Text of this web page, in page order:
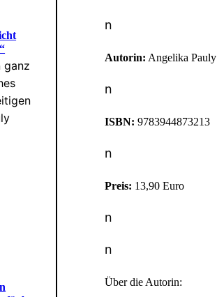
ganz
n
Autorin: Angelika Pauly
n
ISBN: 9783944873213
n
Preis: 13,90 Euro
n
n
Über die Autorin: